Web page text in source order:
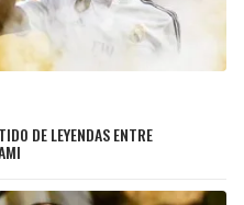
DE LEYENDAS ENTRE